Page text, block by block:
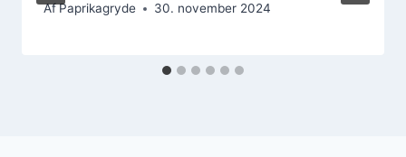
AfPaprikagryde 30. november 2024